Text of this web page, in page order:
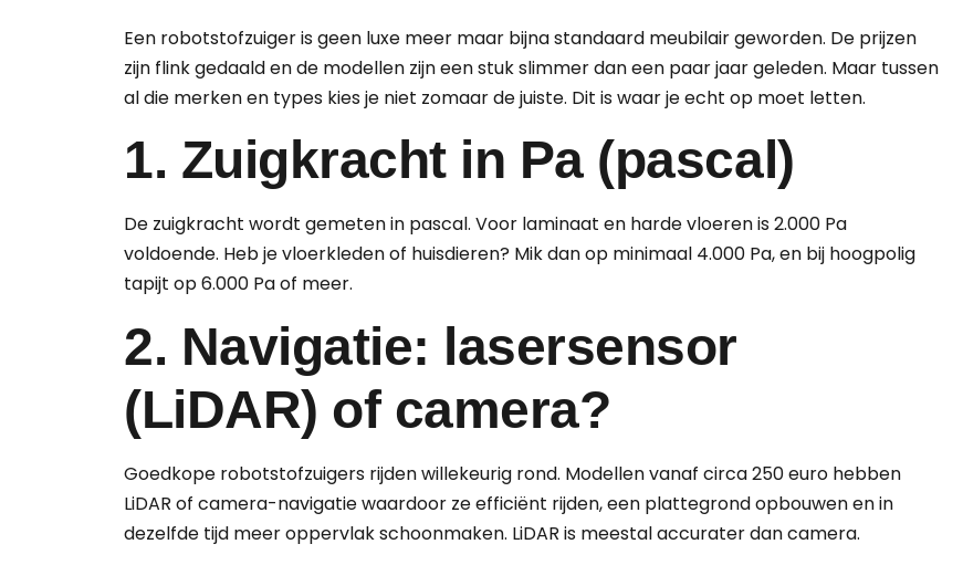
Een robotstofzuiger is geen luxe meer maar bijna standaard meubilair geworden. De prijzen
zijn flink gedaald en de modellen zijn een stuk slimmer dan een paar jaar geleden. Maar tussen
al die merken en types kies je niet zomaar de juiste. Dit is waar je echt op moet letten.
1. Zuigkracht in Pa (pascal)
De zuigkracht wordt gemeten in pascal. Voor laminaat en harde vloeren is 2.000 Pa
voldoende. Heb je vloerkleden of huisdieren? Mik dan op minimaal 4.000 Pa, en bij hoogpolig
tapijt op 6.000 Pa of meer.
2. Navigatie: lasersensor
(LiDAR) of camera?
Goedkope robotstofzuigers rijden willekeurig rond. Modellen vanaf circa 250 euro hebben
LiDAR of camera-navigatie waardoor ze efficiënt rijden, een plattegrond opbouwen en in
dezelfde tijd meer oppervlak schoonmaken. LiDAR is meestal accurater dan camera.